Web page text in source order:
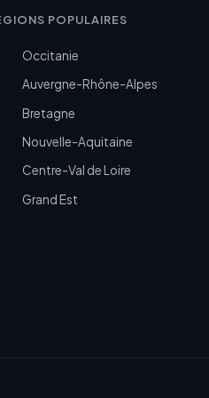
POPULAIRES
Occitanie
Auvergne-Rhône-Alpes
Bretagne
Nouvelle-Aquitaine
Centre-Val de Loire
Grand Est